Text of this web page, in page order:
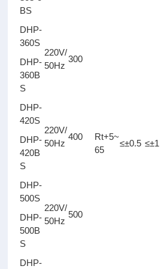
Rt+5~
65
≤±0.5 ≤±1
BS
DHP-
360S
220V/
50Hz
300
DHP-
360B
S
DHP-
420S
220V/
50Hz
400
DHP-
420B
S
DHP-
500S
220V/
50Hz
500
DHP-
500B
S
DHP-